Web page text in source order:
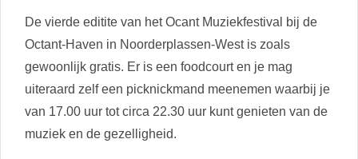
De vierde editite van het Ocant Muziekfestival bij de
Octant-Haven in Noorderplassen-West is zoals
gewoonlijk gratis. Er is een foodcourt en je mag
uiteraard zelf een picknickmand meenemen waarbij je
van 17.00 uur tot circa 22.30 uur kunt genieten van de
muziek en de gezelligheid.